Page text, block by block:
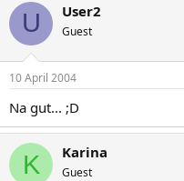
U User2
Guest
10 April 2004
Na gut... ;D
K Karina
Guest